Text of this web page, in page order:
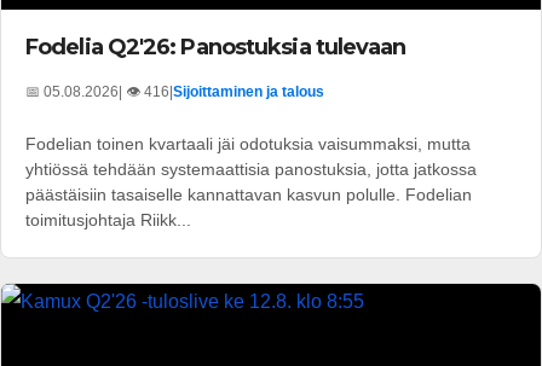
Fodelia Q2'26: Panostuksia tulevaan
📅 05.08.2026| 👁️ 416|Sijoittaminen ja talous
Fodelian toinen kvartaali jäi odotuksia vaisummaksi, mutta
yhtiössä tehdään systemaattisia panostuksia, jotta jatkossa
päästäisiin tasaiselle kannattavan kasvun polulle. Fodelian
toimitusjohtaja Riikk...